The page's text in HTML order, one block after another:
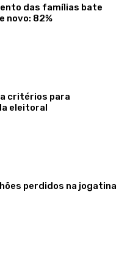
das famílias bate
novo: 82%
critérios para
eleitoral
perdidos na jogatina